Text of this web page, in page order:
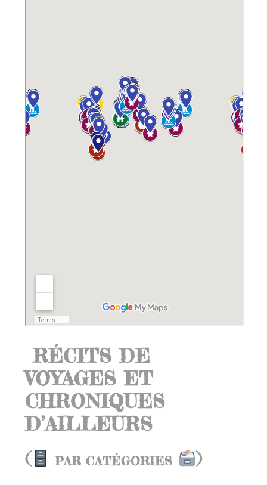
RÉCITS DE
VOYAGES ET
CHRONIQUES
D’AILLEURS
( PAR CATÉGORIES )